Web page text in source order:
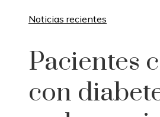
Noticias recientes
Pacientes
con